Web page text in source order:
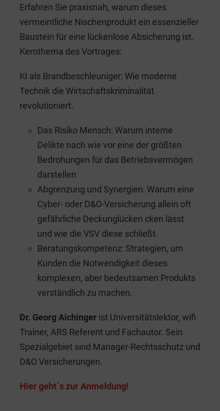
Erfahren Sie praxisnah, warum dieses
vermeintliche Nischenprodukt ein essenzieller
Baustein für eine lückenlose Absicherung ist.
Kernthema des Vortrages:
KI als Brandbeschleuniger: Wie moderne
Technik die Wirtschaftskriminalität
revolutioniert.
Das Risiko Mensch: Warum interne
Delikte nach wie vor eine der größten
Bedrohungen für das Betriebsvermögen
darstellen
Abgrenzung und Synergien: Warum eine
Cyber- oder D&O-Versicherung allein oft
gefährliche Deckunglücken cken lässt
und wie die VSV diese schließt.
Beratungskompetenz: Strategien, um
Kunden die Notwendigkeit dieses
komplexen, aber bedeutsamen Produkts
verständlich zu machen.
Dr. Georg Aichinger ist Universitätslektor, wifi
Trainer, ARS Referent und Fachautor. Sein
Spezialgebiet sind Manager-Rechtsschutz und
D&O Versicherungen.
Hier geht´s zur Anmeldung!